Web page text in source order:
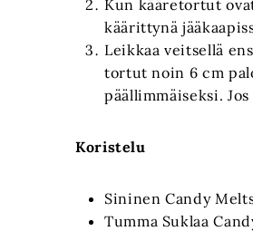
Kun kääretortut
käärittynä
Leikkaa veitsellä
tortut noin 6 cm
päällimmäiseksi.
Koristelu
Sininen Candy
Tumma Suklaa